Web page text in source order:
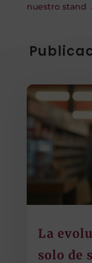
nuestro stand
La
solo de